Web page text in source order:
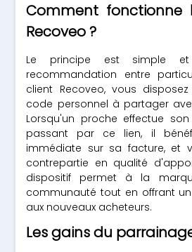
Comment fonctionne
Recoveo ?
Le principe est simple
recommandation entre
client Recoveo, vous
code personnel à partager
Lorsqu'un proche effectue
passant par ce lien, il
immédiate sur sa facture, et
contrepartie en qualité
dispositif permet à la
communauté tout en offrant
aux nouveaux acheteurs.
Les gains du